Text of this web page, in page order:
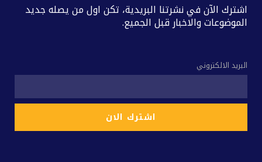
اشترك الآن في نشرتنا البريدية، تكن اول من يصله جديد
الموضوعات والاخبار قبل الجميع.
البريد الالكتروني